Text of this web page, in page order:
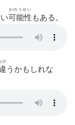
可能性
かのうせい
もある。
が
うかもしれな